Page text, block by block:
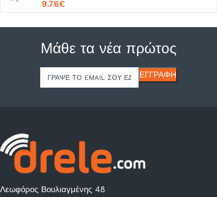
9.76€
Μάθε τα νέα πρώτος
Λεωφόρος Βουλιαγμένης 48